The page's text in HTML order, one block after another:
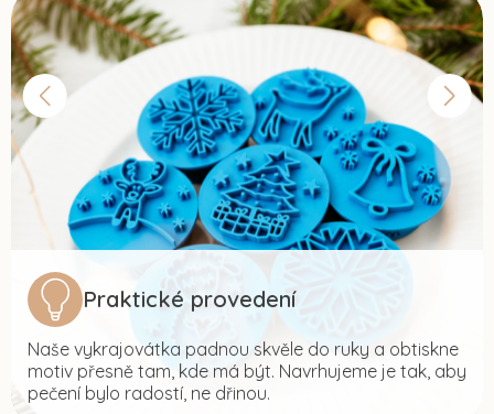
Praktické provedení
Naše vykrajovátka padnou skvěle do ruky a obtiskne
motiv přesně tam, kde má být. Navrhujeme je tak, aby
pečení bylo radostí, ne dřinou.